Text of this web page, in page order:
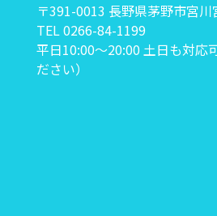
〒391-0013 長野県茅野市宮川
TEL 0266-84-1199
平日10:00〜20:00 土日も対応
ださい）